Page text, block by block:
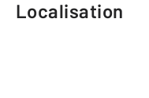
Localisation